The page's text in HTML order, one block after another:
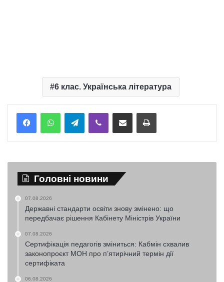
6 клас. Українська література
TelegramViber Надіслати електронною поштоюНадрукувати
Головні новини
07.08.2026
Державні стандарти освіти знову змінено: що
передбачає рішення Кабінету Міністрів України
07.08.2026
Сертифікація педагогів зміниться: Кабмін схвалив
законопроєкт МОН про п’ятирічний термін дії
сертифіката
06.08.2026